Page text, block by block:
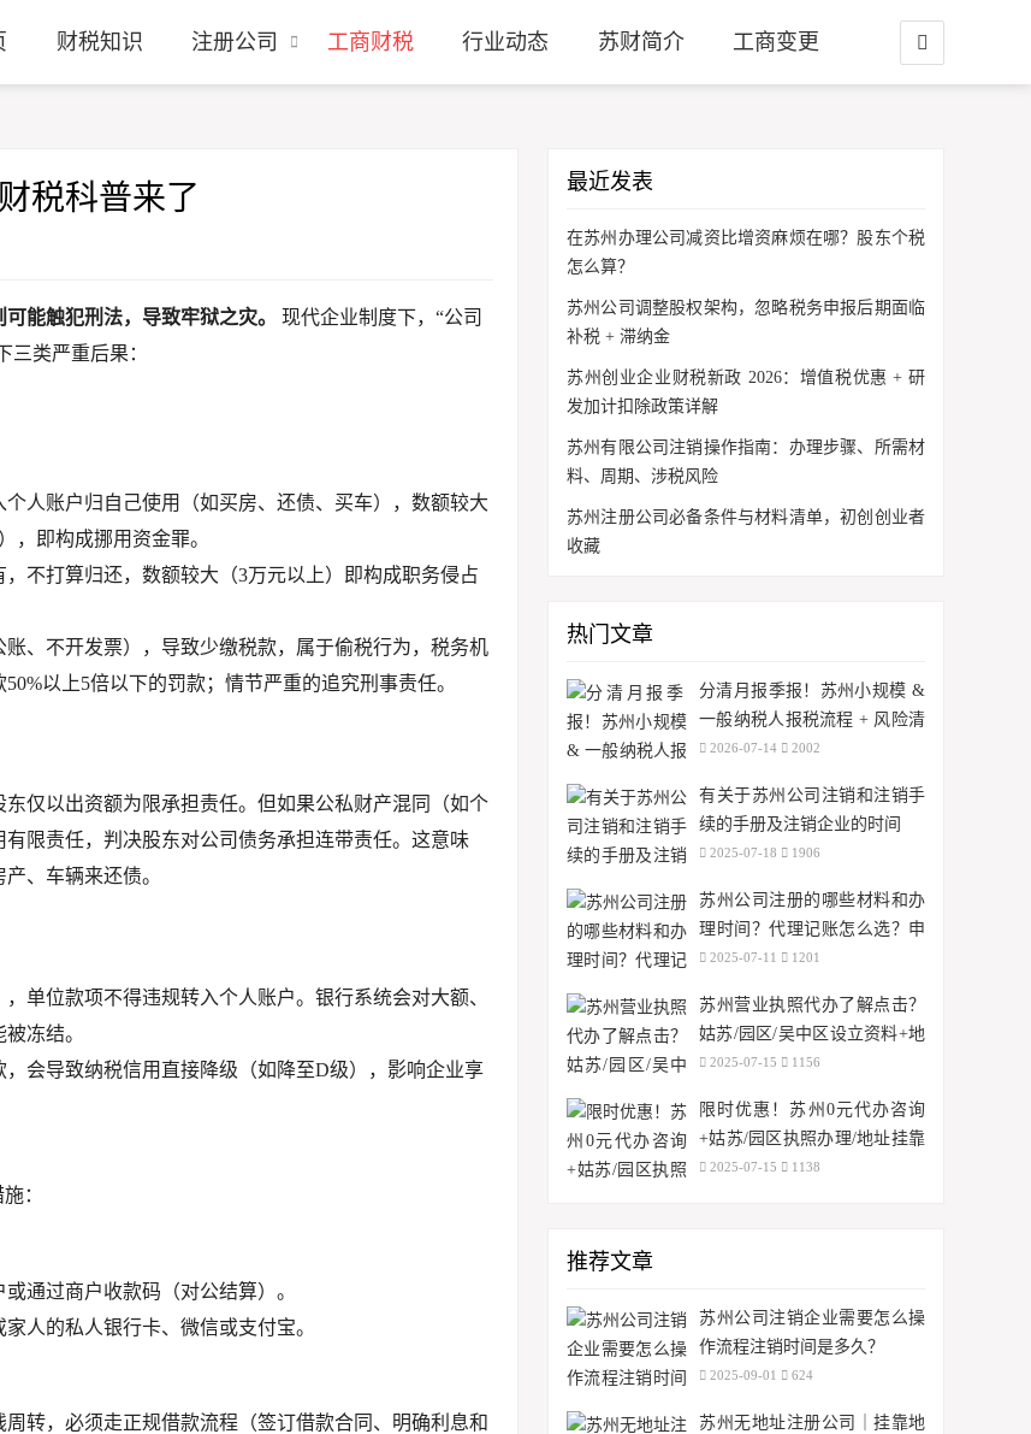
财税知识 注册公司 工商财税 行业动态 苏财简介 工商变更
税科普来了
能触犯刑法，导致牢狱之灾。
现代企业制度下，“公司
三类严重后果：
人账户归自己使用（如买房、还债、买车），数额较大
，即构成挪用资金罪。
不打算归还，数额较大（3万元以上）即构成职务侵占
、不开发票），导致少缴税款，属于偷税行为，税务机
50%以上5倍以下的罚款；情节严重的追究刑事责任。
仅以出资额为限承担责任。但如果公私财产混同（如个
限责任， 判决股东对公司债务承担连带责任。这意味
、车辆来还债。
单位款项不得违规转入个人账户。银行系统会对大额、
冻结。
会导致纳税信用直接降级（如降至D级），影响企业享
：
或通过商户收款码 （对公结算）。
人的私人银行卡、微信或支付宝。
转，必须走正规借款流程（签订借款合同、明确利息和
最近发表
在苏州办理公司减资比增资麻烦在哪？股东个税
怎么算？
苏州公司调整股权架构，忽略税务申报后期面临
补税 + 滞纳金
苏州创业企业财税新政 2026：增值税优惠 + 研
发加计扣除政策详解
苏州有限公司注销操作指南：办理步骤、所需材
料、周期、涉税风险
苏州注册公司必备条件与材料清单，初创创业者
收藏
热门文章
分清月报季报！苏州小规模 &
一般纳税人报税流程 + 风险清
单2026-07-14 2002
有关于苏州公司注销和注销手
续的手册及注销企业的时间
2025-07-18 1906
苏州公司注册的哪些材料和办
理时间？代理记账怎么选？申
报步骤有哪些？
2025-07-11 1201
苏州营业执照代办了解点击？
姑苏/园区/吴中区设立资料+地
址挂靠费用/代理记账88元起
2025-07-15 1156
限时优惠！苏州0元代办咨询
+姑苏/园区执照办理/地址挂靠
+记账0元起？
2025-07-15 1138
推荐文章
苏州公司注销企业需要怎么操
作流程注销时间是多久？
2025-09-01 624
苏州无地址注册公司｜挂靠地